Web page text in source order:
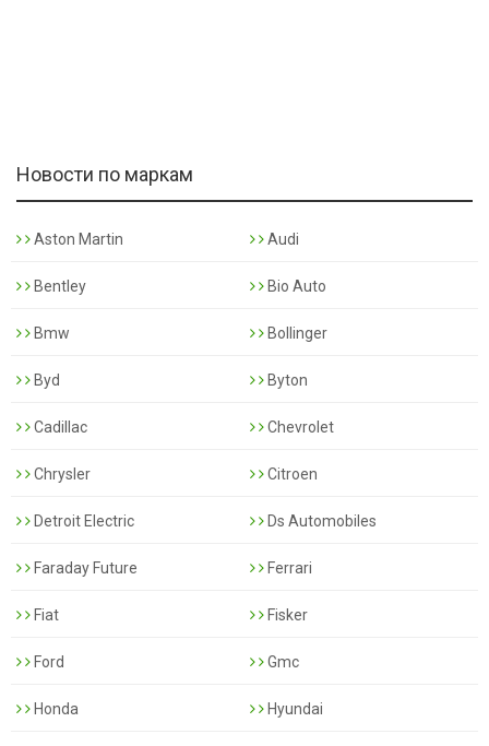
Новости по маркам
Aston Martin Audi
Bentley Bio Auto
Bmw Bollinger
Byd Byton
Cadillac Chevrolet
Chrysler Citroen
Detroit Electric Ds Automobiles
Faraday Future Ferrari
Fiat Fisker
Ford Gmc
Honda Hyundai